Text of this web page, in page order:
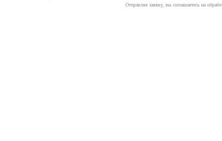
Отправляя заявку, вы соглашаетесь на